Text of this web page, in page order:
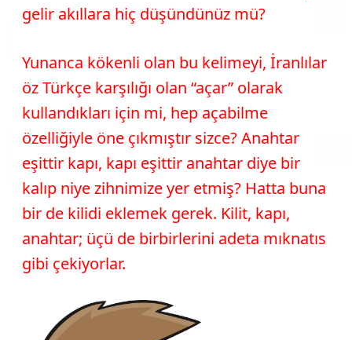
gelir akıllara hiç düşündünüz mü?
Yunanca kökenli olan bu kelimeyi, İranlılar
öz Türkçe karşılığı olan “açar” olarak
kullandıkları için mi, hep açabilme
özelliğiyle öne çıkmıştır sizce? Anahtar
eşittir kapı, kapı eşittir anahtar diye bir
kalıp niye zihnimize yer etmiş? Hatta buna
bir de kilidi eklemek gerek. Kilit, kapı,
anahtar; üçü de birbirlerini adeta mıknatıs
gibi çekiyorlar.